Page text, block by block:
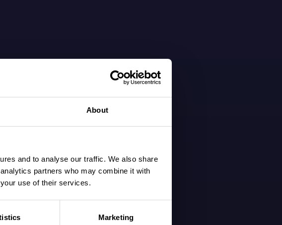
About
and to analyse our traffic. We also share
partners who may combine it with
use of their services.
Marketing